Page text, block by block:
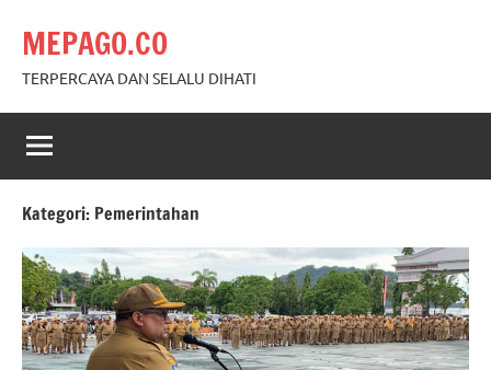
content
MEPAGO.CO
TERPERCAYA DAN SELALU DIHATI
Kategori: Pemerintahan